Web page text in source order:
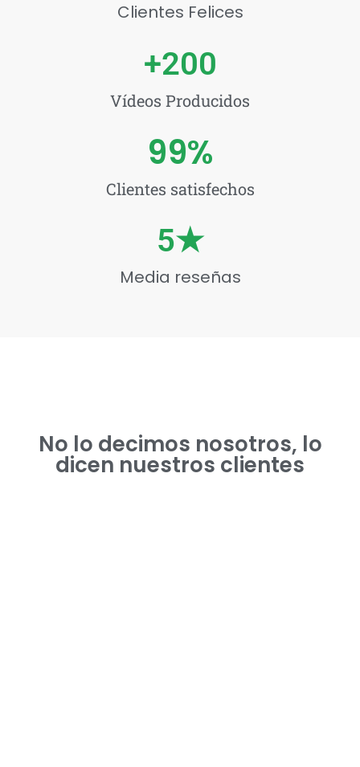
Clientes Felices
Vídeos Producidos
+200
Clientes satisfechos
99%
Media reseñas
5★
No lo decimos nosotros, lo
dicen nuestros clientes